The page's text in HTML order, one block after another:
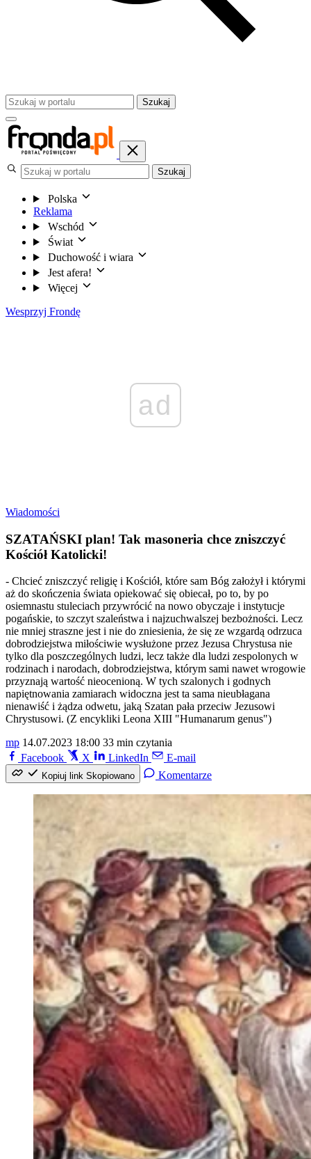
Szukaj
Szukaj
Polska
Reklama
Wschód
Świat
Duchowość i wiara
Jest afera!
Więcej
Wesprzyj Frondę
ad
Wiadomości
SZATAŃSKI plan! Tak masoneria chce zniszczyć
Kościół Katolicki!
- Chcieć zniszczyć religię i Kościół, które sam Bóg założył i którymi
aż do skończenia świata opiekować się obiecał, po to, by po
osiemnastu stuleciach przywrócić na nowo obyczaje i instytucje
pogańskie, to szczyt szaleństwa i najzuchwalszej bezbożności. Lecz
nie mniej straszne jest i nie do zniesienia, że się ze wzgardą odrzuca
dobrodziejstwa miłościwie wysłużone przez Jezusa Chrystusa nie
tylko dla poszczególnych ludzi, lecz także dla ludzi zespolonych w
rodzinach i narodach, dobrodziejstwa, którym sami nawet wrogowie
przyznają wartość nieocenioną. W tych szalonych i godnych
napiętnowania zamiarach widoczna jest ta sama nieubłagana
nienawiść i żądza odwetu, jaką Szatan pała przeciw Jezusowi
Chrystusowi. (Z encykliki Leona XIII "Humanarum genus")
mp 14.07.2023 18:00 33 min czytania
Facebook
X LinkedIn E-mail
Kopiuj link Skopiowano Komentarze